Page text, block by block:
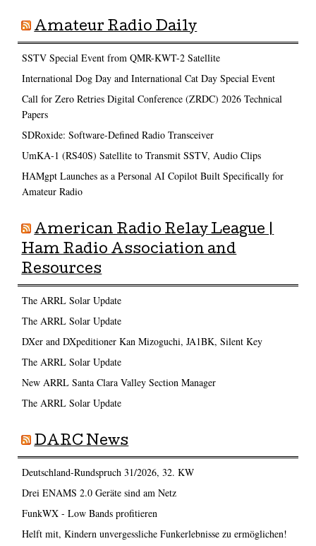
Amateur Radio Daily
SSTV Special Event from QMR-KWT-2 Satellite
International Dog Day and International Cat Day Special Event
Call for Zero Retries Digital Conference (ZRDC) 2026 Technical
Papers
SDRoxide: Software-Defined Radio Transceiver
UmKA-1 (RS40S) Satellite to Transmit SSTV, Audio Clips
HAMgpt Launches as a Personal AI Copilot Built Specifically for
Amateur Radio
American Radio Relay League |
Ham Radio Association and
Resources
The ARRL Solar Update
The ARRL Solar Update
DXer and DXpeditioner Kan Mizoguchi, JA1BK, Silent Key
The ARRL Solar Update
New ARRL Santa Clara Valley Section Manager
The ARRL Solar Update
DARC News
Deutschland-Rundspruch 31/2026, 32. KW
Drei ENAMS 2.0 Geräte sind am Netz
FunkWX - Low Bands profitieren
Helft mit, Kindern unvergessliche Funkerlebnisse zu ermöglichen!